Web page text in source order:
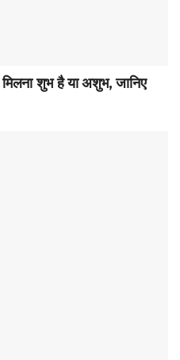
शुभ है या अशुभ, जानिए